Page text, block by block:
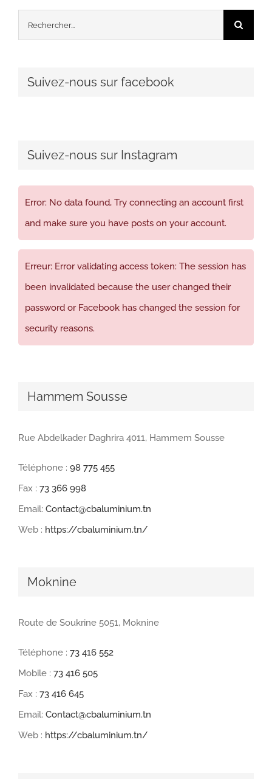
Rechercher:
Suivez-nous sur facebook
Suivez-nous sur Instagram
Error: No data found, Try connecting an account first
and make sure you have posts on your account.
Erreur: Error validating access token: The session has
been invalidated because the user changed their
password or Facebook has changed the session for
security reasons.
Hammem Sousse
Rue Abdelkader Daghrira 4011, Hammem Sousse
Téléphone : 98 775 455
Fax : 73 366 998
Email: Contact@cbaluminium.tn
Web : https://cbaluminium.tn/
Moknine
Route de Soukrine 5051, Moknine
Téléphone : 73 416 552
Mobile : 73 416 505
Fax : 73 416 645
Email: Contact@cbaluminium.tn
Web : https://cbaluminium.tn/